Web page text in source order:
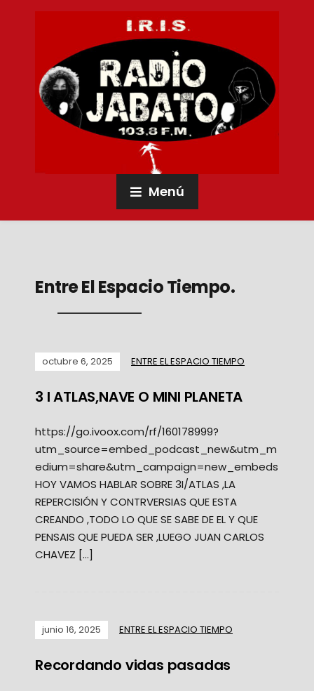
Menú
Entre El Espacio Tiempo.
octubre 6, 2025 ENTRE EL ESPACIO TIEMPO
3 I ATLAS,NAVE O MINI PLANETA
https://go.ivoox.com/rf/160178999?
utm_source=embed_podcast_new&utm_m
edium=share&utm_campaign=new_embeds
HOY VAMOS HABLAR SOBRE 3I/ATLAS ,LA
REPERCISIÓN Y CONTRVERSIAS QUE ESTA
CREANDO ,TODO LO QUE SE SABE DE EL Y QUE
PENSAIS QUE PUEDA SER ,LUEGO JUAN CARLOS
CHAVEZ […]
junio 16, 2025 ENTRE EL ESPACIO TIEMPO
Recordando vidas pasadas